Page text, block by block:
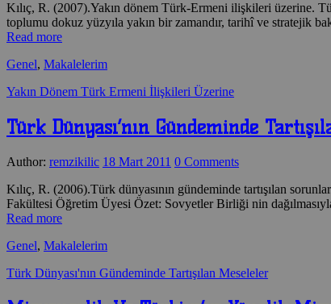
Kılıç, R. (2007).Yakın dönem Türk-Ermeni ilişkileri üzerine.
toplumu dokuz yüzyıla yakın bir zamandır, tarihî ve stratejik
Read more
Genel, Makalelerim
Yakın Dönem Türk Ermeni İlişkileri Üzerine
Türk Dünyası’nın Gündeminde
Author: remzikilic 18 Mart 2011 0 Comments
Kılıç, R. (2006).Türk dünyasının gündeminde tartışılan
Fakültesi Öğretim Üyesi Özet: Sovyetler Birliği nin
Read more
Genel, Makalelerim
Türk Dünyası'nın Gündeminde Tartışılan Meseleler